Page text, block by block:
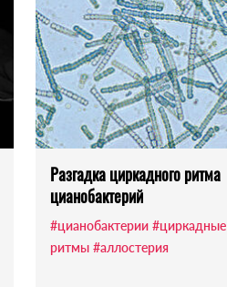
Разгадка циркадного ритма
цианобактерий
#цианобактерии #циркадные
ритмы #аллостерия